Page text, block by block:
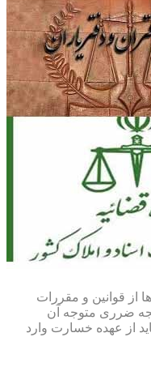
از قوانین و مقررات
ضرری متوجه آن
از عهده خسارت وارد